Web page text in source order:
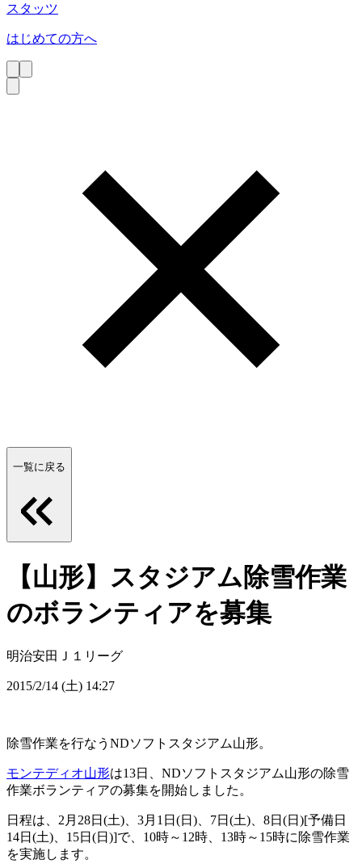
スタッツ
はじめての方へ
一覧に戻る
【山形】スタジアム除雪作業
のボランティアを募集
明治安田Ｊ１リーグ
2015/2/14 (土) 14:27
除雪作業を行なうNDソフトスタジアム山形。
モンテディオ山形は13日、NDソフトスタジアム山形の除雪
作業ボランティアの募集を開始しました。
日程は、2月28日(土)、3月1日(日)、7日(土)、8日(日)[予備日
14日(土)、15日(日)]で、10時～12時、13時～15時に除雪作業
を実施します。